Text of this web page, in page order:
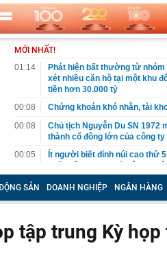
MỚI NHẤT!
01:14
Phát hiện bất thường từ
xét nhiều căn hộ tại một khu
tiền hơn 30.000 tỷ
00:08
Chứng khoán khó nhằn, tài
00:08
Chủ tịch Nguyễn Du SN 1972
thành cổ đông lớn của công
00:05
Ít người biết đỉnh núi cao thứ
trekking
Việt Nam có 1 hệ thống y
giường bệnh, vừa được vinh
00:05
56 mã chứng khoán bị HoSE
SẢN DOANH NGHIỆP NGÂN HÀNG
tập trung Kỳ